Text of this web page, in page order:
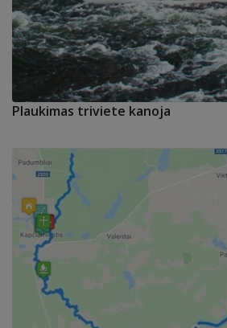
Plaukimas triviete kanoja